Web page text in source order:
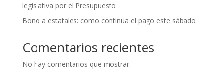
legislativa por el Presupuesto
Bono a estatales: como continua el pago este sábado
Comentarios recientes
No hay comentarios que mostrar.